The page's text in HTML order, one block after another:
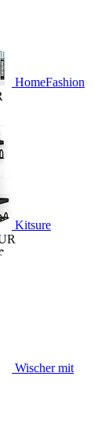
HomeFashion
Kitsure
Wischer mit